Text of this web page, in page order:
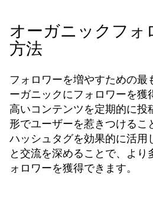
オーガニックフォ
方法
フォロワーを増やすための最
ーガニックにフォロワーを獲
高いコンテンツを定期的に投
形でユーザーを惹きつけるこ
ハッシュタグを効果的に活用
と交流を深めることで、より
ォロワーを獲得できます。